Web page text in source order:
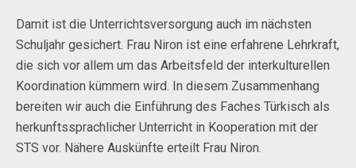
Damit ist die Unterrichtsversorgung auch im nächsten
Schuljahr gesichert. Frau Niron ist eine erfahrene Lehrkraft,
die sich vor allem um das Arbeitsfeld der interkulturellen
Koordination kümmern wird. In diesem Zusammenhang
bereiten wir auch die Einführung des Faches Türkisch als
herkunftssprachlicher Unterricht in Kooperation mit der
STS vor. Nähere Auskünfte erteilt Frau Niron.